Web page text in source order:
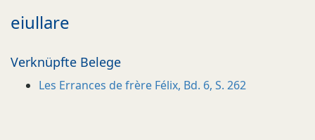
eiullare
Verknüpfte Belege
Les Errances de frère Félix, Bd. 6, S. 262